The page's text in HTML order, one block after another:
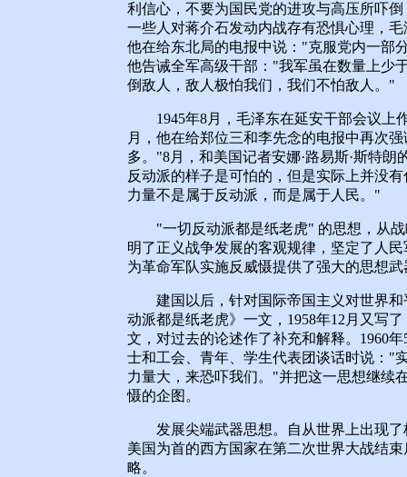
利信心，不要为国民党的进攻与高压所吓
一些人对蒋介石发动内战存有恐惧心理，
他在给东北局的电报中说："克服党内一部
他告诫全军高级干部："我军虽在数量上少
倒敌人，敌人极怕我们，我们不怕敌人。"
1945年8月，毛泽东在延安干部会议上
月，他在给郑位三和李先念的电报中再次
多。"8月，和美国记者安娜·路易斯·斯特
反动派的样子是可怕的，但是实际上并没
力量不是属于反动派，而是属于人民。"
"一切反动派都是纸老虎" 的思想，从战
明了正义战争发展的客观规律，坚定了人
为革命军队实施反威慑提供了强大的思想武
建国以后，针对国际帝国主义对世界和
动派都是纸老虎》一文，1958年12月又写
文，对过去的论述作了补充和解释。1960
士和工会、青年、学生代表团谈话时说："
力量大，来恐吓我们。"并把这一思想继续
慑的企图。
发展尖端武器思想。自从世界上出现了
美国为首的西方国家在第二次世界大战结
略。